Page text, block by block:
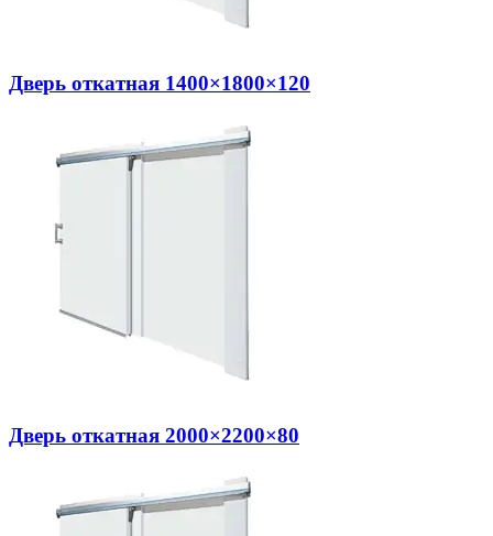
Дверь откатная 1400×1800×120
Дверь откатная 2000×2200×80